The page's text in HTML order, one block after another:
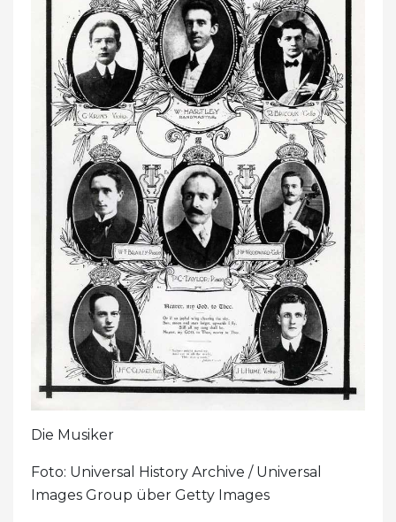
Die Musiker
Foto: Universal History Archive / Universal
Images Group über Getty Images